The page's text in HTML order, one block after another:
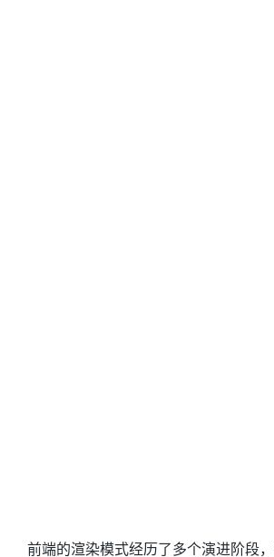
前端的渲染模式经历了多个演进阶段